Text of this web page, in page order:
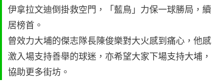
伊拿拉文迪倒掛救空門，「藍鳥」力保一球勝局，續
居榜首。
曾效力大埔的傑志隊長陳俊樂對大火感到痛心，他感
激入場支持善舉的球迷，亦希望大家下場支持大埔，
協助更多街坊。